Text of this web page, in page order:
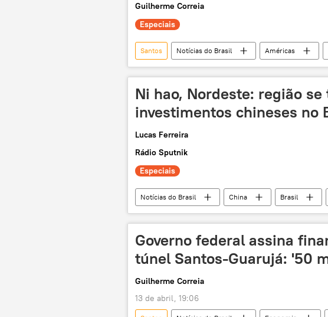
Guilherme Correia
Especiais
Santos Notícias do Brasil Américas
Rio de Janeiro
Iphan
Ni hao, Nordeste: região
investimentos chineses no
Lucas Ferreira
Rádio Sputnik
Especiais
Notícias do Brasil China Brasil
investimento estrangeiro
investimento externo
Governo federal assina
túnel Santos-Guarujá: '50
Guilherme Correia
13 de abril, 19:06